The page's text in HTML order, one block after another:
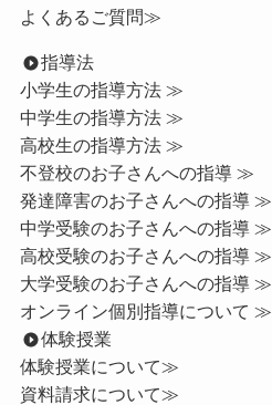
よくあるご質問≫
指導法
小学生の指導方法 ≫
中学生の指導方法 ≫
高校生の指導方法 ≫
不登校のお子さんへの指導 ≫
発達障害のお子さんへの指導 ≫
中学受験のお子さんへの指導 ≫
高校受験のお子さんへの指導 ≫
大学受験のお子さんへの指導 ≫
オンライン個別指導について ≫
体験授業
体験授業について≫
資料請求について≫